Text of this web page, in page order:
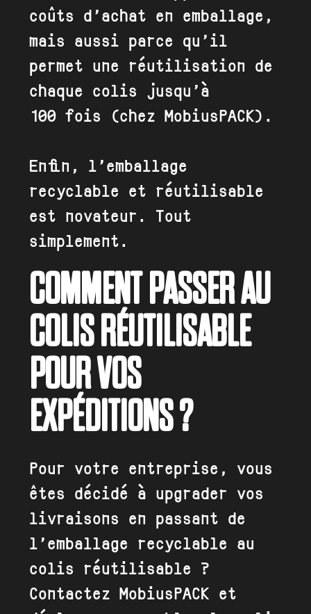
coûts d’achat en emballage,
mais aussi parce qu’il
permet une réutilisation de
chaque colis jusqu’à
100 fois (chez MobiusPACK).
Enfin, l’emballage
recyclable et réutilisable
est novateur. Tout
simplement.
COMMENT PASSER AU
COLIS RÉUTILISABLE
POUR VOS
EXPÉDITIONS ?
Pour votre entreprise, vous
êtes décidé à upgrader vos
livraisons en passant de
l’emballage recyclable au
colis réutilisable ?
Contactez MobiusPACK et